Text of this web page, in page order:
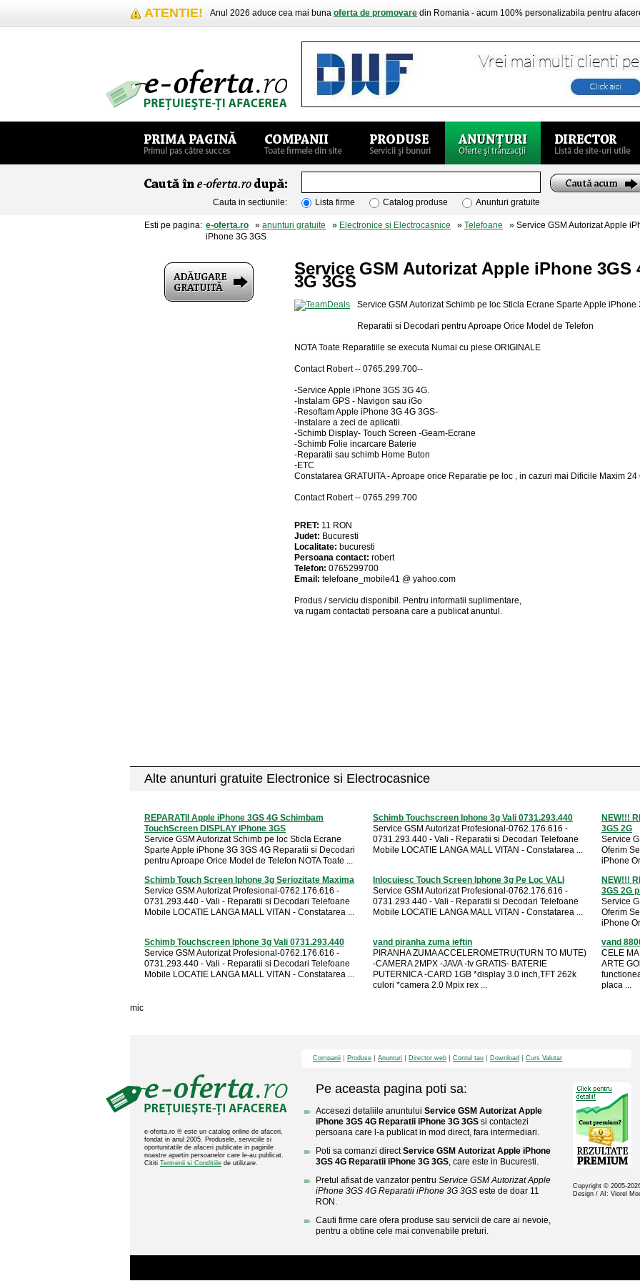
ATENTIE! Anul 2026 aduce cea mai buna oferta de promovare din Romania - acum 100% personalizabila pentru
Cauta in sectiunile: Lista firme Catalog produse Anunturi gratuite
Esti pe pagina: e-oferta.ro » anunturi gratuite » Electronice si Electrocasnice » Telefoane » Service GSM Autorizat Apple
iPhone 3G 3GS
Service GSM Autorizat Apple iPhone 3GS
3G 3GS
Service GSM Autorizat Schimb pe loc Sticla Ecrane Sparte Apple iPhone
Reparatii si Decodari pentru Aproape Orice Model de Telefon
NOTA Toate Reparatiile se executa Numai cu piese ORIGINALE
Contact Robert -- 0765.299.700--
-Service Apple iPhone 3GS 3G 4G.
-Instalam GPS - Navigon sau iGo
-Resoftam Apple iPhone 3G 4G 3GS-
-Instalare a zeci de aplicatii.
-Schimb Display- Touch Screen -Geam-Ecrane
-Schimb Folie incarcare Baterie
-Reparatii sau schimb Home Buton
-ETC
Constatarea GRATUITA - Aproape orice Reparatie pe loc , in cazuri mai Dificile Maxim 24
Contact Robert -- 0765.299.700
PRET: 11 RON
Judet: Bucuresti
Localitate: bucuresti
Persoana contact: robert
Telefon: 0765299700
Email: telefoane_mobile41 @ yahoo.com
Produs / serviciu disponibil . Pentru informatii suplimentare,
va rugam contactati persoana care a publicat anuntul.
Alte anunturi gratuite Electronice si Electrocasnice
REPARATII Apple iPhone 3GS 4G Schimbam
TouchScreen DISPLAY iPhone 3GS
Service GSM Autorizat Schimb pe loc Sticla Ecrane
Sparte Apple iPhone 3G 3GS 4G Reparatii si Decodari
pentru Aproape Orice Model de Telefon NOTA Toate ...
Schimb Touchscreen Iphone 3g Vali 0731.293.440
Service GSM Autorizat Profesional-0762.176.616 -
0731.293.440 - Vali - Reparatii si Decodari Telefoane
Mobile LOCATIE LANGA MALL VITAN - Constatarea ...
NEW!!!
3GS 2G
Service
Oferim
iPhone
Schimb Touch Screen Iphone 3g Seriozitate Maxima
Service GSM Autorizat Profesional-0762.176.616 -
0731.293.440 - Vali - Reparatii si Decodari Telefoane
Mobile LOCATIE LANGA MALL VITAN - Constatarea ...
Inlocuiesc Touch Screen Iphone 3g Pe Loc VALI
Service GSM Autorizat Profesional-0762.176.616 -
0731.293.440 - Vali - Reparatii si Decodari Telefoane
Mobile LOCATIE LANGA MALL VITAN - Constatarea ...
NEW!!!
3GS 2G
Service
Oferim
iPhone
Schimb Touchscreen Iphone 3g Vali 0731.293.440
Service GSM Autorizat Profesional-0762.176.616 -
0731.293.440 - Vali - Reparatii si Decodari Telefoane
Mobile LOCATIE LANGA MALL VITAN - Constatarea ...
vand piranha zuma ieftin
PIRANHA ZUMA ACCELEROMETRU(TURN TO MUTE)
-CAMERA 2MPX -JAVA -tv GRATIS- BATERIE
PUTERNICA -CARD 1GB *display 3.0 inch,TFT 262k
culori *camera 2.0 Mpix rex ...
vand
CELE
ARTE
placa ...
mic
e-oferta.ro ® este un catalog online de afaceri,
fondat in anul 2005. Produsele, serviciile si
oportunitatile de afaceri publicate in paginile
noastre apartin persoanelor care le-au publicat.
Cititi Termenii si Conditiile de utilizare.
Companii Produse Anunturi Director web Contul tau Download Curs Valutar
Pe aceasta pagina poti sa:
Accesezi detaliile anuntului Service GSM Autorizat Apple
iPhone 3GS 4G Reparatii iPhone 3G 3GS si contactezi
persoana care l-a publicat in mod direct, fara intermediari.
Poti sa comanzi directService GSM Autorizat Apple iPhone
3GS 4G Reparatii iPhone 3G 3GS, care este in Bucuresti.
Pretul afisat de vanzator pentru Service GSM Autorizat Apple
iPhone 3GS 4G Reparatii iPhone 3G 3GS este de doar 11
RON.
Cauti firme care ofera produse sau servicii de care ai nevoie,
pentru a obtine cele mai convenabile preturi.
Copyright © 2005-
Design / AI: Viorel